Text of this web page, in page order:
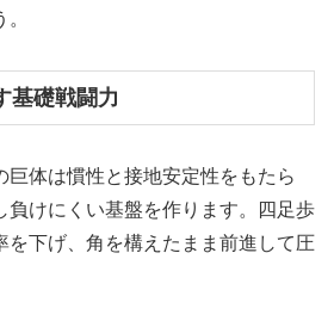
基礎戦闘力
巨体は慣性と接地安定性をもたら
負けにくい基盤を作ります。四足歩
を下げ、角を構えたまま前進して圧